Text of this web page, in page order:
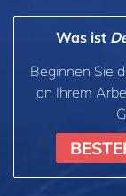
Was ist
Beginnen Sie
an Ihrem